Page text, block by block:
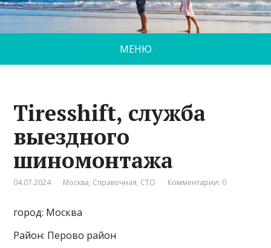
МЕНЮ
Tiresshift, служба
выездного
шиномонтажа
04.07.2024 Москва, Справочная, СТО Комментарии: 0
город: Москва
Район: Перово район